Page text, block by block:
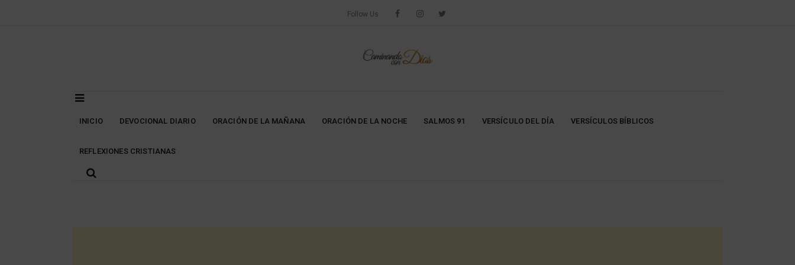
Follow Us
INICIO DEVOCIONAL DIARIO ORACIÓN DE LA MAÑANA ORACIÓN DE LA NOCHE SALMOS 91 VERSÍCULO DEL DÍA VERSÍCULOS BÍBLICOS
REFLEXIONES CRISTIANAS